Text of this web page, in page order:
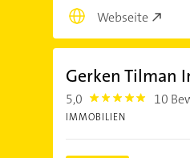
Webseite
Gerken Tilman
5,0 5.0 10
IMMOBILIEN